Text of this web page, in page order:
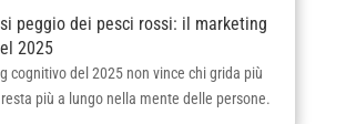
peggio dei pesci rossi: il marketing
2025
cognitivo del 2025 non vince chi grida più
più a lungo nella mente delle persone.